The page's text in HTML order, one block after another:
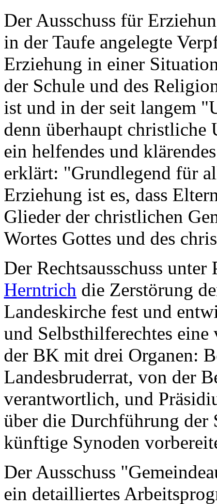
Der Ausschuss für
in der Taufe angelegte
Erziehung in einer
der Schule und des
ist und in der seit langem
denn überhaupt christliche
ein helfendes und
erklärt: "Grundlegend für
Erziehung ist es, dass
Glieder der christlichen
Wortes Gottes und des
Der Rechtsausschuss
Herntrich die Zerstörung
Landeskirche fest und
und Selbsthilferechtes
der BK mit drei Organen:
Landesbruderrat, von der
verantwortlich, und
über die Durchführung der
künftige Synoden
Der Ausschuss
ein detailliertes